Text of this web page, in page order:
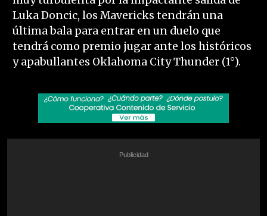
Luka Doncic, los Mavericks tendrán una
última bala para entrar en un duelo que
tendrá como premio jugar ante los históricos
y apabullantes Oklahoma City Thunder (1°).